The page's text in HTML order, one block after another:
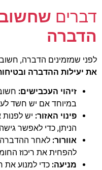
דברים
הדברה
לפני שמזמינים הדברה,
את יעילות ההדברה
זיהוי העכבישים:
במיוחד אם יש חשד
פינוי האזור: יש
הניתן, כדי לאפשר
אוורור: לאחר
להפחית את ריכוז
מניעה: כדי למנוע